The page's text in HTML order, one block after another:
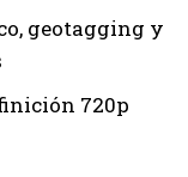
geotagging y
720p